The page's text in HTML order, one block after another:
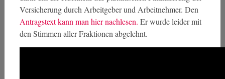
Versicherung durch Arbeitgeber und Arbeitnehmer. Den
Antragstext kann man hier nachlesen. Er wurde leider mit
den Stimmen aller Fraktionen abgelehnt.